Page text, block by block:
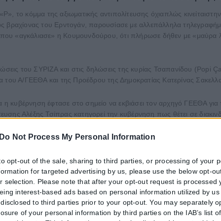
Do Not Process My Personal Information
opt-out of the sale, sharing to third parties, or processing of your
for targeted advertising by us, please use the below opt-
selection. Please note that after your opt-out request is processed
interest-based ads based on personal information utilized by
to third parties prior to your opt-out. You may separately
of your personal information by third parties on the IAB’s list of
κόμμα της αξιωματικής αντιπολίτευσης όχιαπλώς
βραχίονας του Ερντογάν, παρουσίασε με αλλεπάλληλα
«αγκάλιασε» η Κουμουνδούρου, ότι πλήρωσε δήθεν με «μαύρα
του ΣΥΡΙΖΑ και στις δηλώσεις της κυρίας Τσαπανίδου (Popi
του Α/ΓΕΕΘΑ και της Προέδρου της Δημοκρατίας Κατερίνας
η κυβέρνηση έφτασε στο σημείο να εκβιάσει τον αρχηγό ΓΕΕΘΑ για
Αλέξης Τσίπρας κατηγορεί την κυβέρνηση πως θέτει σε
του ΣΥΡΙΖΑ πως «η νοσηρότητα του παρακρατικού
φαίνεται πως βρίσκει απολύτως αξιοποιήσιμες και τις
από τον πρωθυπουργό ως προς το γιατί σημαντικές
ΣΥΡΙΖΑ, με την οποία τίθεται το ερώτημα «για ποιον λόγο ένα
προπαγάνδα του κατά της Ελλάδας και κατά των Ενόπλων
έχει σημασία αυτό. Σημασία έχει ότι παράγουν έργο και